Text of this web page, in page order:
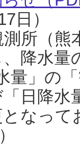
日）
所（熊
降水
量」の
日降
なっ